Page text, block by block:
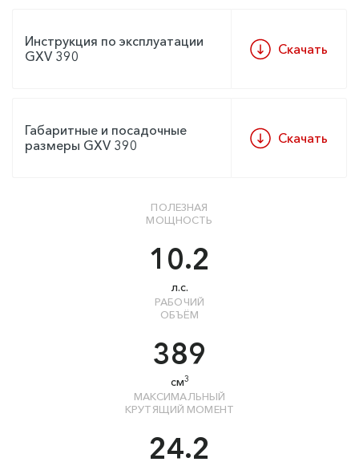
Инструкция по эксплуатации
GXV 390
Скачать
Габаритные и посадочные
размеры GXV 390
Скачать
ПОЛЕЗНАЯ
МОЩНОСТЬ
10.2
л.с.
РАБОЧИЙ
ОБЪЁМ
389
см3
МАКСИМАЛЬНЫЙ
КРУТЯЩИЙ МОМЕНТ
24.2